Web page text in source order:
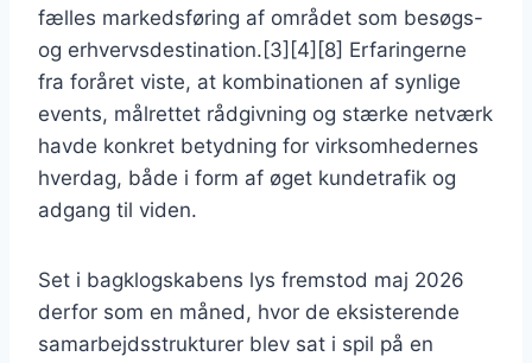
fælles markedsføring af området som besøgs-
og erhvervsdestination.[3][4][8] Erfaringerne
fra foråret viste, at kombinationen af synlige
events, målrettet rådgivning og stærke netværk
havde konkret betydning for virksomhedernes
hverdag, både i form af øget kundetrafik og
adgang til viden.
Set i bagklogskabens lys fremstod maj 2026
derfor som en måned, hvor de eksisterende
samarbejdsstrukturer blev sat i spil på en